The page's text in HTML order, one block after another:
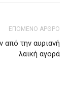
ΕΠΟΜΕΝΟ ΑΡΘΡΟ
από την αυριανή
λαϊκή αγορά